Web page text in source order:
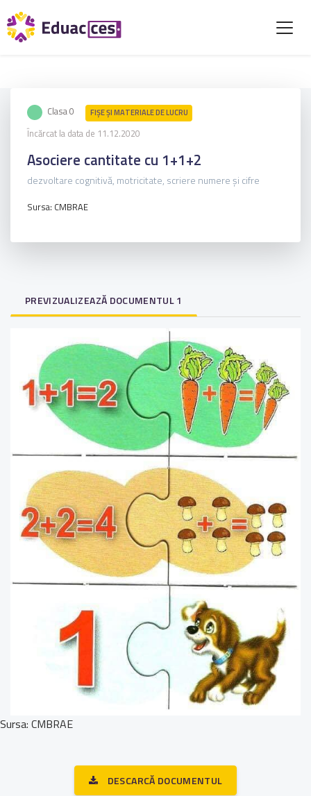
Clasa 0 FIŞE ŞI MATERIALE DE LUCRU
Încărcat la data de 11.12.2020
Asociere cantitate cu 1+1+2
dezvoltare cognitivă, motricitate, scriere numere și cifre
Sursa: CMBRAE
PREVIZUALIZEAZĂ DOCUMENTUL 1
Sursa: CMBRAE
DESCARCĂ DOCUMENTUL